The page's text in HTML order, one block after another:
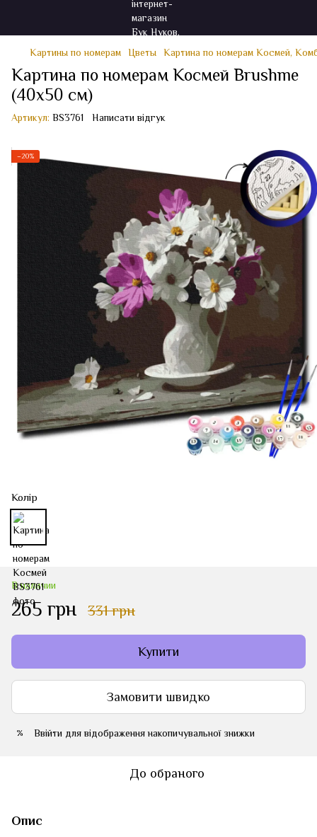
Картины по номерам Цветы Картина по номерам Космей,
Картина по номерам Космей Brushme
(40x50 см)
Артикул: BS3761 Написати відгук
−20%
Колір
В наличии
265 грн 331 грн
Купити
Замовити швидко
% Ввійти для відображення накопичувальної знижки
До обраного
Опис